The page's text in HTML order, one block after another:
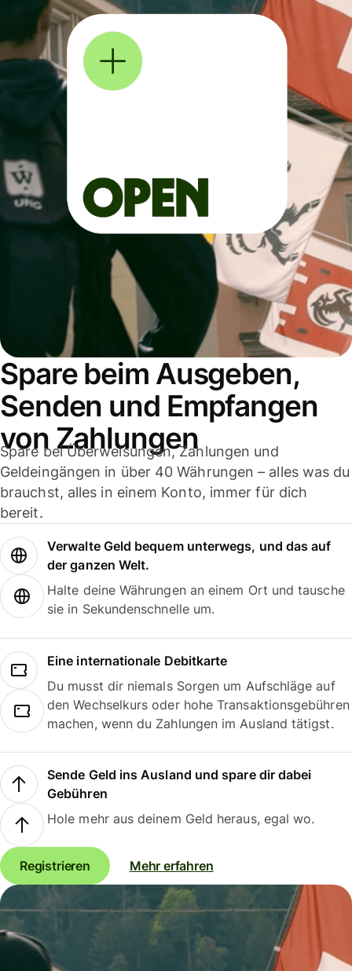
Spare beim Ausgeben,
Senden und Empfangen
von Zahlungen
Spare bei Überweisungen, Zahlungen und
Geldeingängen in über 40 Währungen – alles was du
brauchst, alles in einem Konto, immer für dich
bereit.
Verwalte Geld bequem unterwegs, und das auf
der ganzen Welt.
Halte deine Währungen an einem Ort und tausche
sie in Sekundenschnelle um.
Eine internationale Debitkarte
Du musst dir niemals Sorgen um Aufschläge auf
den Wechselkurs oder hohe Transaktionsgebühren
machen, wenn du Zahlungen im Ausland tätigst.
Sende Geld ins Ausland und spare dir dabei
Gebühren
Hole mehr aus deinem Geld heraus, egal wo.
Registrieren Mehr erfahren